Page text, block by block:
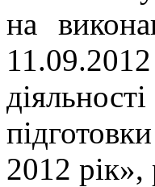
на
2012 рік»,